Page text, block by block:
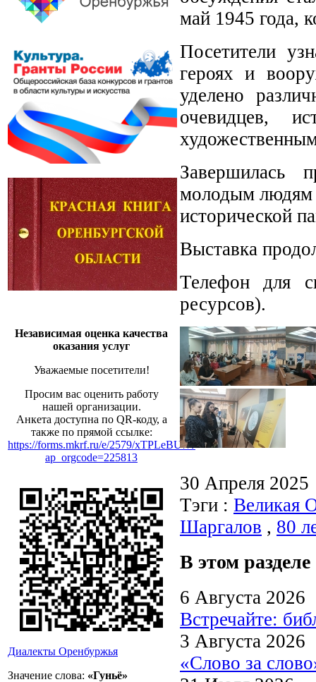
Независимая оценка качества
оказания услуг
Уважаемые посетители!
Просим вас оценить работу
нашей организации.
Анкета доступна по QR-коду, а
также по прямой ссылке:
https://forms.mkrf.ru/e/2579/xTPLeBU7/?
ap_orgcode=225813
Диалекты Оренбуржья
Значение слова: «Гуньё»
май 1945 года,
Посетители
героях и
уделено
очевидцев,
Завершилась
молодым людям
исторической
Выставка
Телефон для
ресурсов).
30 Апреля
Тэги : Великая
Шаргалов , 80
В этом разделе
6 Августа 2026
Встречайте:
3 Августа 2026
«Слово за